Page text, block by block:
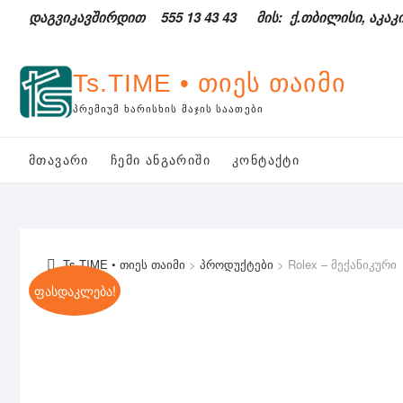
დაგვიკავშირდით 555 13 43 43 მის: ქ.თბილისი,
Ts.TIME • თიეს თაიმი
ᲞᲠᲔᲛᲘᲣᲛ ᲮᲐᲠᲘᲡᲮᲘᲡ ᲛᲐᲯᲘᲡ ᲡᲐᲐᲗᲔᲑᲘ
ᲛᲗᲐᲕᲐᲠᲘ ᲩᲔᲛᲘ ᲐᲜᲒᲐᲠᲘᲨᲘ ᲙᲝᲜᲢᲐᲥᲢᲘ
Ts.TIME • თიეს თაიმი > პროდუქტები > Rolex – მექანიკური
ფასდაკლება!